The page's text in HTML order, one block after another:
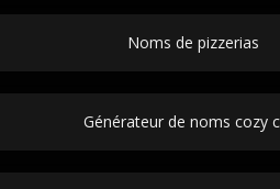
Noms de pizzerias
Générateur de noms cozy